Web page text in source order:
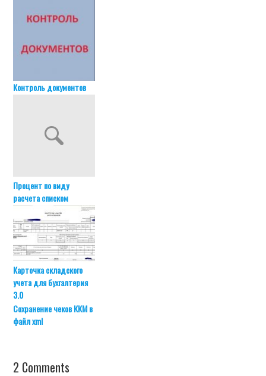
Контроль документов
Процент по виду
расчета списком
Карточка складского
учета для бухгалтерия
3.0
Сохранение чеков ККМ в
файл xml
2 Comments